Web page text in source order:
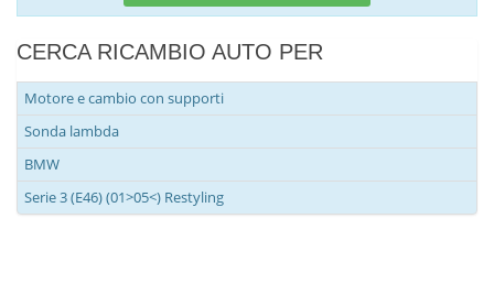
CERCA RICAMBIO AUTO PER
Motore e cambio con supporti
Sonda lambda
BMW
Serie 3 (E46) (01>05<) Restyling